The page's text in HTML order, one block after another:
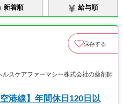
新着順 給与順
保存する
スケアファーマシー株式会社の薬剤師
港線】年間休日120日以